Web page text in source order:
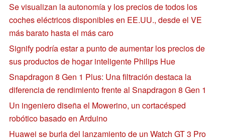
Se visualizan la autonomía y los precios de todos los
coches eléctricos disponibles en EE.UU., desde el VE
más barato hasta el más caro
Signify podría estar a punto de aumentar los precios de
sus productos de hogar inteligente Philips Hue
Snapdragon 8 Gen 1 Plus: Una filtración destaca la
diferencia de rendimiento frente al Snapdragon 8 Gen 1
Un ingeniero diseña el Mowerino, un cortacésped
robótico basado en Arduino
Huawei se burla del lanzamiento de un Watch GT 3 Pro